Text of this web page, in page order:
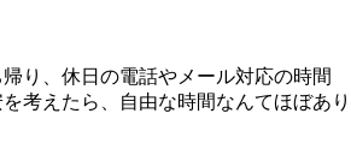
り、休日の電話やメール対応の時間
考えたら、自由な時間なんてほぼあり